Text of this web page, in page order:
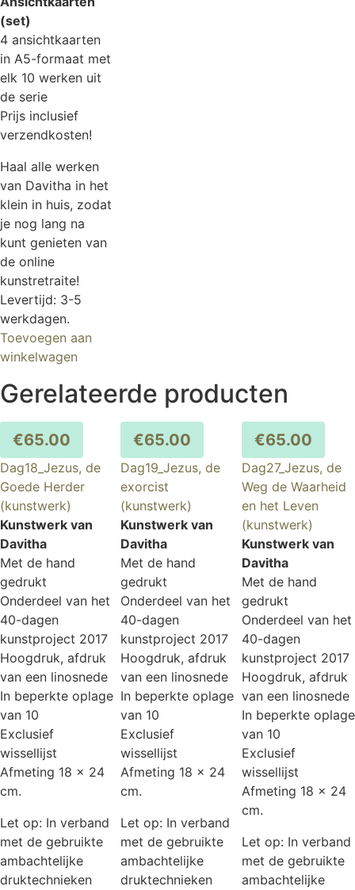
(set)
4 ansichtkaarten
in A5-formaat met
elk 10 werken uit
de serie
Prijs inclusief
verzendkosten!
Haal alle werken
van Davitha in het
klein in huis, zodat
je nog lang na
kunt genieten van
de online
kunstretraite!
Levertijd: 3-5
werkdagen.
Toevoegen aan
winkelwagen
Gerelateerde producten
€65.00
Dag18_Jezus, de
Goede Herder
(kunstwerk)
Kunstwerk van
Davitha
Met de hand
gedrukt
Onderdeel van het
40-dagen
kunstproject 2017
Hoogdruk, afdruk
van een linosnede
In beperkte oplage
van 10
Exclusief
wissellijst
Afmeting 18 x 24
cm.
Let op: In verband
met de gebruikte
ambachtelijke
druktechnieken
€65.00
Dag19_Jezus, de
exorcist
(kunstwerk)
Kunstwerk van
Davitha
Met de hand
gedrukt
Onderdeel van het
40-dagen
kunstproject 2017
Hoogdruk, afdruk
van een linosnede
In beperkte oplage
van 10
Exclusief
wissellijst
Afmeting 18 x 24
cm.
Let op: In verband
met de gebruikte
ambachtelijke
druktechnieken
€65.00
Dag27_Jezus, de
Weg de Waarheid
en het Leven
(kunstwerk)
Kunstwerk van
Davitha
Met de hand
gedrukt
Onderdeel van het
40-dagen
kunstproject 2017
Hoogdruk, afdruk
van een linosnede
In beperkte oplage
van 10
Exclusief
wissellijst
Afmeting 18 x 24
cm.
Let op: In verband
met de gebruikte
ambachtelijke